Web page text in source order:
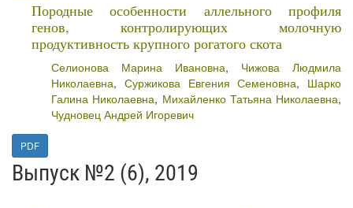
Породные особенности аллельного профиля
генов, контролирующих молочную
продуктивность крупного рогатого скота
Селионова Марина Ивановна, Чижова Людмила
Николаевна, Суржикова Евгения Семеновна, Шарко
Галина Николаевна, Михайленко Татьяна Николаевна,
Чудновец Андрей Игоревич
PDF
Выпуск №2 (6), 2019